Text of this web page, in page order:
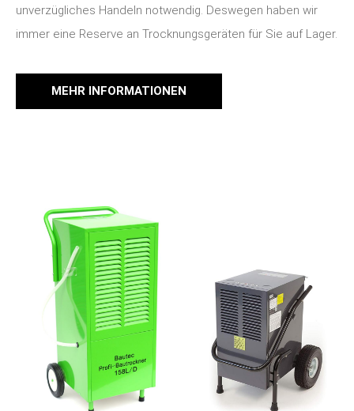
unverzügliches Handeln notwendig. Deswegen haben wir
immer eine Reserve an Trocknungsgeräten für Sie auf Lager.
MEHR INFORMATIONEN